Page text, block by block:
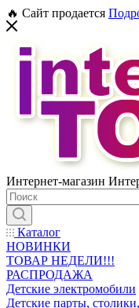
🔥 Сайт продается
Интернет-магазин
Каталог
НОВИНКИ
ТОВАР НЕДЕЛИ!!!
РАСПРОДАЖА
Детские электромобили
Детские парты,